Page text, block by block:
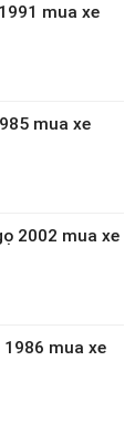
mua xe
mua xe
2002 mua xe
mua xe